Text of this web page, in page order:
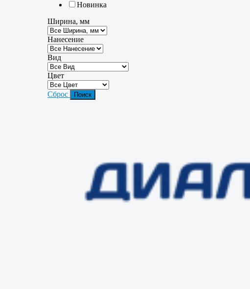
Новинка
Ширина, мм
Нанесение
Вид
Цвет
Сброс